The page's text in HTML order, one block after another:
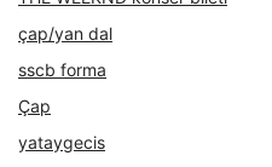
çap/yan dal
sscb forma
Çap
yataygecis